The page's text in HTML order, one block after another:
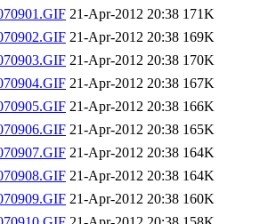
21-Apr-2012 20:38 171K
21-Apr-2012 20:38 169K
21-Apr-2012 20:38 170K
21-Apr-2012 20:38 167K
21-Apr-2012 20:38 166K
21-Apr-2012 20:38 165K
21-Apr-2012 20:38 164K
21-Apr-2012 20:38 164K
21-Apr-2012 20:38 160K